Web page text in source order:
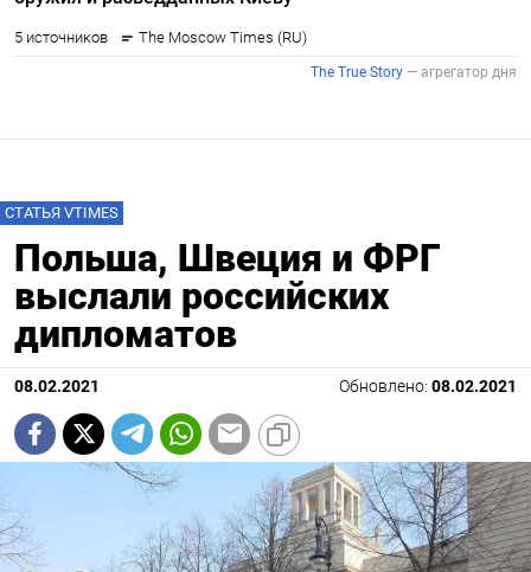
СТАТЬЯ VTIMES
Польша, Швеция и ФРГ
выслали российских
дипломатов
08.02.2021 Обновлено: 08.02.2021